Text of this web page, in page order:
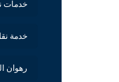
خدمات
خدمة
رهوان